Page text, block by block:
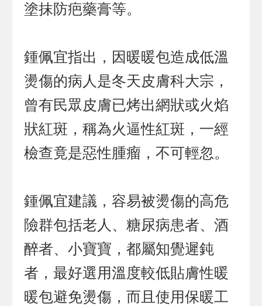
塗抹防疤藥膏等。
鍾佩宜指出，因暖暖包造成低溫
燙傷的病人是冬天皮膚科大宗，
曾有民眾皮膚已烤出網狀或火焰
狀紅斑，稱為火逼性紅斑，一經
檢查竟是惡性腫瘤，不可輕忽。
鍾佩宜建議，容易被燙傷的高危
險群包括老人、糖尿病患者、酒
醉者、小寶寶，都屬知覺遲鈍
者，最好選用溫度較低貼膚性暖
暖包避免燙傷，而且使用保暖工